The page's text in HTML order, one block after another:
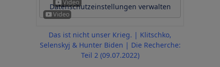
Datenschutzeinstellungen verwalten
Das ist nicht unser Krieg. | Klitschko,
Selenskyj & Hunter Biden | Die Recherche:
Teil 2 (09.07.2022)